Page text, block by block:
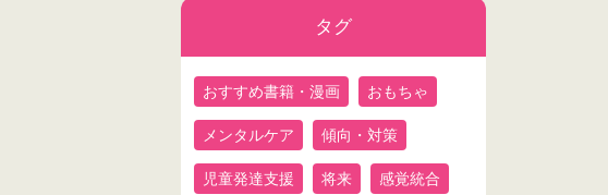
タグ
おすすめ書籍・漫画 おもちゃ
メンタルケア 傾向・対策
児童発達支援 将来 感覚統合